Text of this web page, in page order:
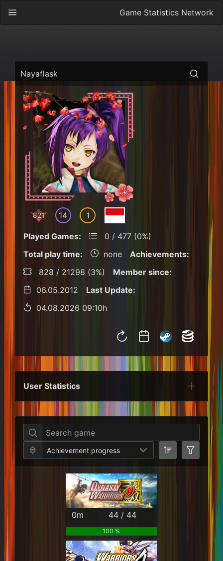
Game Statistics Network
Nayaflask
821 14 1
Played Games:
0 / 477 (0%)
Total play time:
none
Achievements:
828 / 21298 (3%)
Member since:
06.05.2012
Last Update:
04.08.2026 09:10h
User Statistics
Per Year Last Year Last Month Per
Achievement progress
0m 44 / 44
100 %